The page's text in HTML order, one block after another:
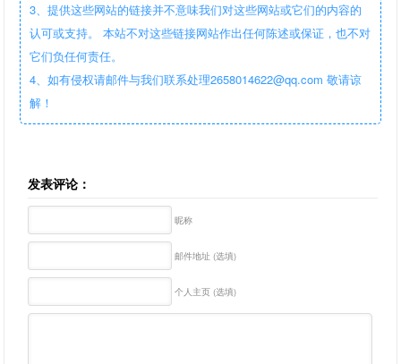
3、提供这些网站的链接并不意味我们对这些网站或它们的内容的
认可或支持。 本站不对这些链接网站作出任何陈述或保证，也不对
它们负任何责任。
4、如有侵权请邮件与我们联系处理2658014622@qq.com 敬请谅
解！
发表评论：
昵称
邮件地址 (选填)
个人主页 (选填)